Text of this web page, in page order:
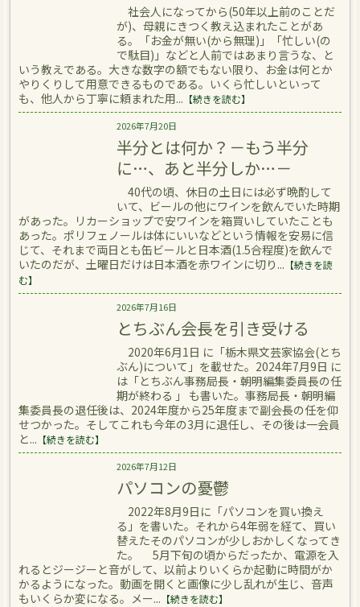
社会人になってから(50年以上前のことだ
が)、母親にきつく教え込まれたことがあ
る。「お金が無い(から無理)」「忙しい(の
で駄目)」などと人前ではあまり言うな、と
いう教えである。大きな数字の額でもない限り、お金は何とか
やりくりして用意できるものである。いくら忙しいといって
も、他人から丁寧に頼まれた用... 【続きを読む】
2026年7月20日
半分とは何か？－もう半分
に…、あと半分しか…－
40代の頃、休日の土日には必ず晩酌して
いて、ビールの他にワインを飲んでいた時期
があった。リカーショップで安ワインを箱買いしていたことも
あった。ポリフェノールは体にいいなどという情報を安易に信
じて、それまで両日とも缶ビールと日本酒(1.5合程度)を飲んで
いたのだが、土曜日だけは日本酒を赤ワインに切り... 【続きを読
む】
2026年7月16日
とちぶん会長を引き受ける
2020年6月1日 に「栃木県文芸家協会(とち
ぶん)について」を載せた。2024年7月9日 に
は「とちぶん事務局長・朝明編集委員長の任
期が終わる 」 も書いた。事務局長・朝明編
集委員長の退任後は、2024年度から25年度まで副会長の任を仰
せつかった。そしてこれも今年の3月に退任し、その後は一会員
と... 【続きを読む】
2026年7月12日
パソコンの憂鬱
2022年8月9日に「パソコンを買い換え
る」を書いた。それから4年弱を経て、買い
替えたそのパソコンが少しおかしくなってき
た。 5月下旬の頃からだったか、電源を入
れるとジージーと音がして、以前よりいくらか起動に時間がか
かるようになった。動画を開くと画像に少し乱れが生じ、音声
もいくらか変になる。メー... 【続きを読む】